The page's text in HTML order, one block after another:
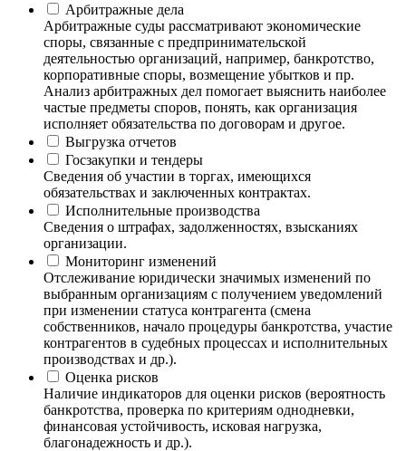
Арбитражные дела
Арбитражные суды рассматривают экономические
споры, связанные с предпринимательской
деятельностью организаций, например, банкротство,
корпоративные споры, возмещение убытков и пр.
Анализ арбитражных дел помогает выяснить наиболее
частые предметы споров, понять, как организация
исполняет обязательства по договорам и другое.
Выгрузка отчетов
Госзакупки и тендеры
Сведения об участии в торгах, имеющихся
обязательствах и заключенных контрактах.
Исполнительные производства
Сведения о штрафах, задолженностях, взысканиях
организации.
Мониторинг изменений
Отслеживание юридически значимых изменений по
выбранным организациям с получением уведомлений
при изменении статуса контрагента (смена
собственников, начало процедуры банкротства, участие
контрагентов в судебных процессах и исполнительных
производствах и др.).
Оценка рисков
Наличие индикаторов для оценки рисков (вероятность
банкротства, проверка по критериям однодневки,
финансовая устойчивость, исковая нагрузка,
благонадежность и др.).